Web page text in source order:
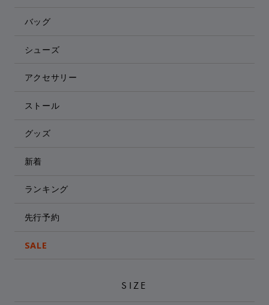
バッグ
シューズ
アクセサリー
ストール
グッズ
新着
ランキング
先行予約
SALE
SIZE